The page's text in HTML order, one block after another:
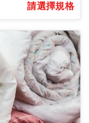
請選擇規格